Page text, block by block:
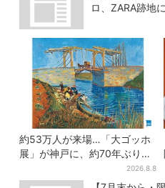
ロ、ZARA跡地
約53万人が来場…「大ゴッホ
展」が神戸に、約70年ぶり
『アルルの跳ね橋』来日！お
得な限定チケット販売も
2026.8.8